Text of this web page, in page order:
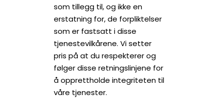
som tillegg til, og ikke en
erstatning for, de forpliktelser
som er fastsatt i disse
tjenestevilkårene. Vi setter
pris på at du respekterer og
følger disse retningslinjene for
å opprettholde integriteten til
våre tjenester.